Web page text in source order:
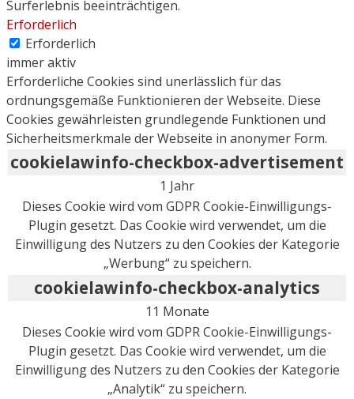
Surferlebnis beeinträchtigen.
Erforderlich
Erforderlich
immer aktiv
Erforderliche Cookies sind unerlässlich für das
ordnungsgemäße Funktionieren der Webseite. Diese
Cookies gewährleisten grundlegende Funktionen und
Sicherheitsmerkmale der Webseite in anonymer Form.
cookielawinfo-checkbox-advertisement
1 Jahr
Dieses Cookie wird vom GDPR Cookie-Einwilligungs-
Plugin gesetzt. Das Cookie wird verwendet, um die
Einwilligung des Nutzers zu den Cookies der Kategorie
„Werbung“ zu speichern.
cookielawinfo-checkbox-analytics
11 Monate
Dieses Cookie wird vom GDPR Cookie-Einwilligungs-
Plugin gesetzt. Das Cookie wird verwendet, um die
Einwilligung des Nutzers zu den Cookies der Kategorie
„Analytik“ zu speichern.